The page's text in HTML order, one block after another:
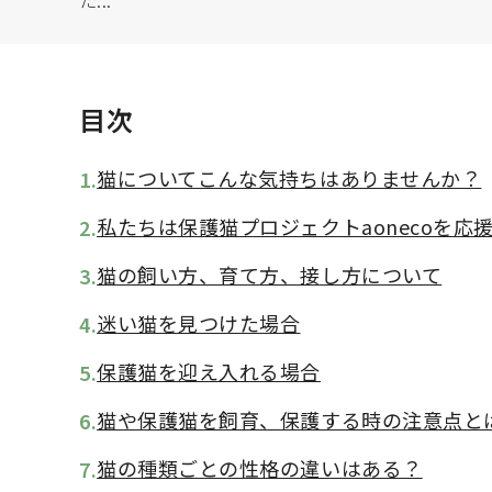
WOMEN
トートバッグ
ボディバッグ
リュックサック スマホショル
ポーチ その他バッグ
目次
1.猫についてこんな気持ちはありませんか？
2.私たちは保護猫プロジェクトaonecoを応
3.猫の飼い方、育て方、接し方について
4.迷い猫を見つけた場合
5.保護猫を迎え入れる場合
6.猫や保護猫を飼育、保護する時の注意点と
7.猫の種類ごとの性格の違いはある？